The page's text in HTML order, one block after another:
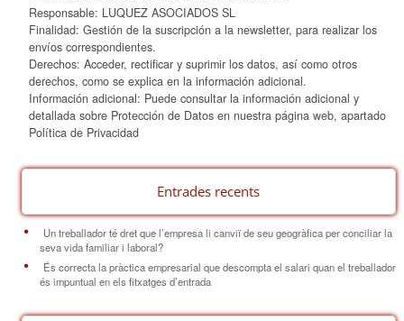
Responsable: LUQUEZ ASOCIADOS SL
Finalidad: Gestión de la suscripción a la newsletter, para realizar los
envíos correspondientes.
Derechos: Acceder, rectificar y suprimir los datos, así como otros
derechos, como se explica en la información adicional.
Información adicional: Puede consultar la información adicional y
detallada sobre Protección de Datos en nuestra página web, apartado
Política de Privacidad
Entrades recents
Un treballador té dret que l’empresa li canviï de seu geogràfica per conciliar la
seva vida familiar i laboral?
És correcta la pràctica empresarial que descompta el salari quan el treballador
és impuntual en els fitxatges d’entrada